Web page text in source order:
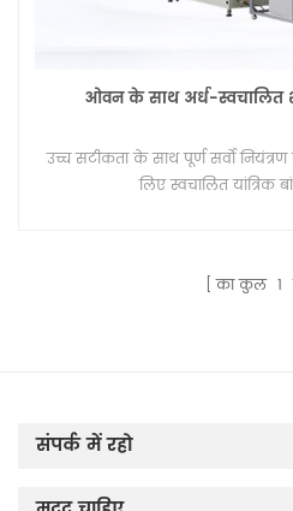
ओवन के साथ अर्ध-स्वचालित
उच्च सटीकता के साथ पूर्ण सर्वो नियंत्रण
लिए स्वचालित यांत्रिक
का कुल 1
संपर्क में रहो